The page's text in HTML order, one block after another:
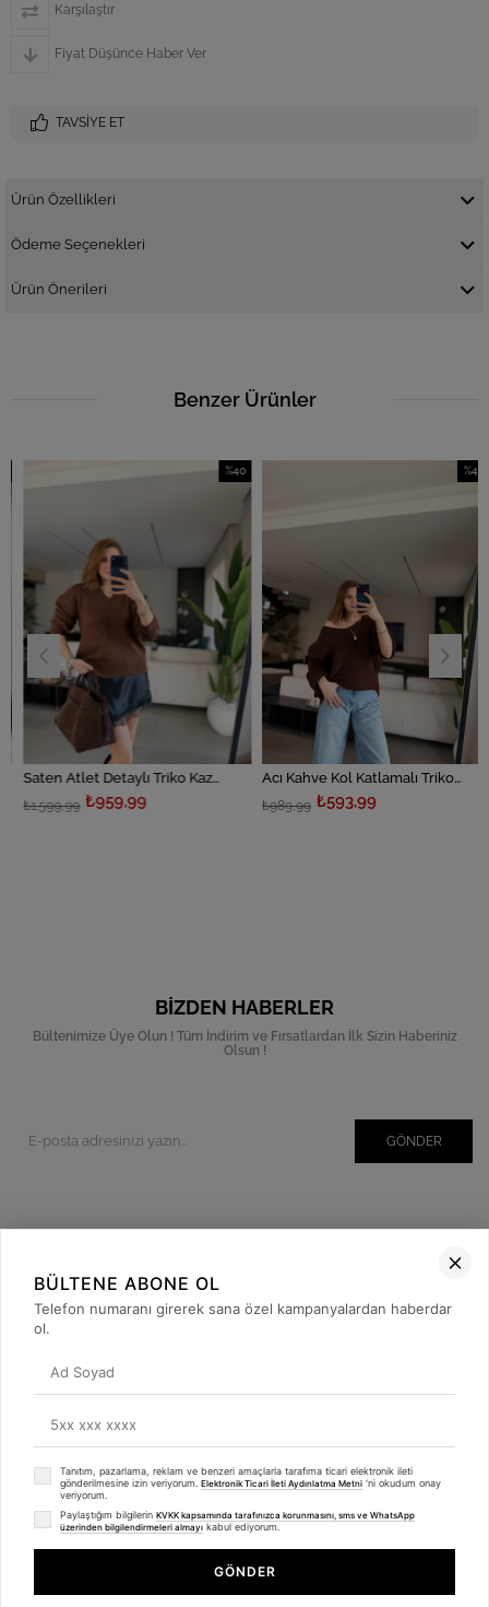
Karşılaştır
Fiyat Düşünce Haber Ver
TAVSIYE ET
Ürün Özellikleri
Ödeme Seçenekleri
Ürün Önerileri
Benzer Ürünler
Saten Atlet Detaylı Triko Kazak
₺959,99
₺1.599,99
%40
Acı Kahve Kol Katlamalı Triko Kazak
₺593,99
₺989,99
%40
BIZDEN HABERLER
Bültenimize Üye Olun ! Tüm İndirim ve Fırsatlardan İlk Sizin Haberiniz
Olsun !
GÖNDER
Müşteri İlişkileri
Yardım
Sosyal Medya
© 2019betulbabacan.com- Tüm Hakları Saklıdır.
Anasayfa Favorilerim Sepetim Üye Girişi
Telefon numaranı girerek sana özel kampanyalardan haberdar
ol.
Tanıtım, pazarlama, reklam ve benzeri amaçlarla tarafıma ticari elektronik ileti
veriyorum.
Paylaştığım bilgilerin
KVKK kapsamında tarafınızca korunmasını, sms ve WhatsApp
GÖNDER